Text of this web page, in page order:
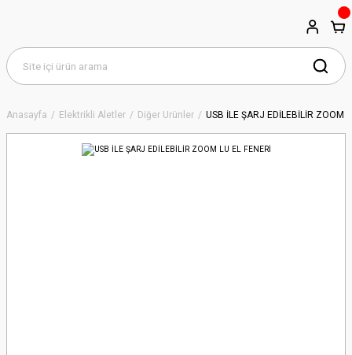
Anasayfa Elektrikli Aletler Diğer Ürünler USB İLE ŞARJ EDİLEBİLİR ZOOM